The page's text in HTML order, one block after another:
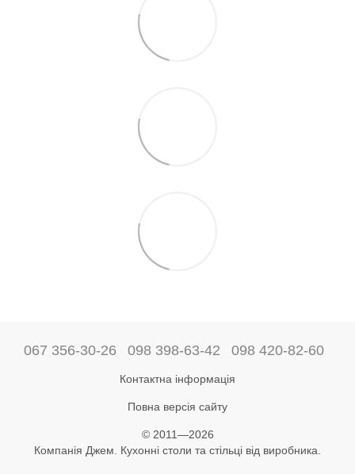
067 356-30-26 098 398-63-42 098 420-82-60
Контактна інформація
Повна версія сайту
© 2011—2026
Компанія Джем. Кухонні столи та стільці від виробника.